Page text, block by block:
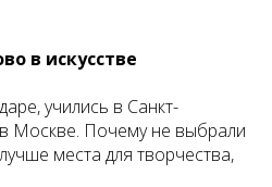
в искусстве
учились в Санкт-
Москве. Почему не выбрали
места для творчества,